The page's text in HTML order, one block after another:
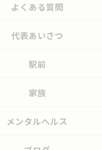
よくある質問
代表あいさつ
駅前
家族
メンタルヘルス